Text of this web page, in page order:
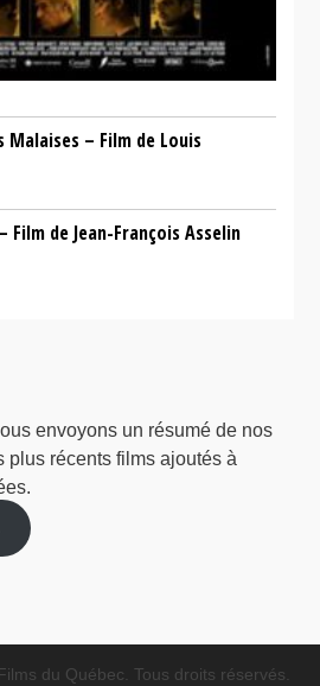
Malaises – Film de Louis
Film de Jean-François Asselin
envoyons un résumé de nos
plus récents films ajoutés à
du Québec. Tous droits réservés.